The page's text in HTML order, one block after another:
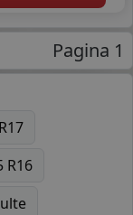
Pagina 1
R16